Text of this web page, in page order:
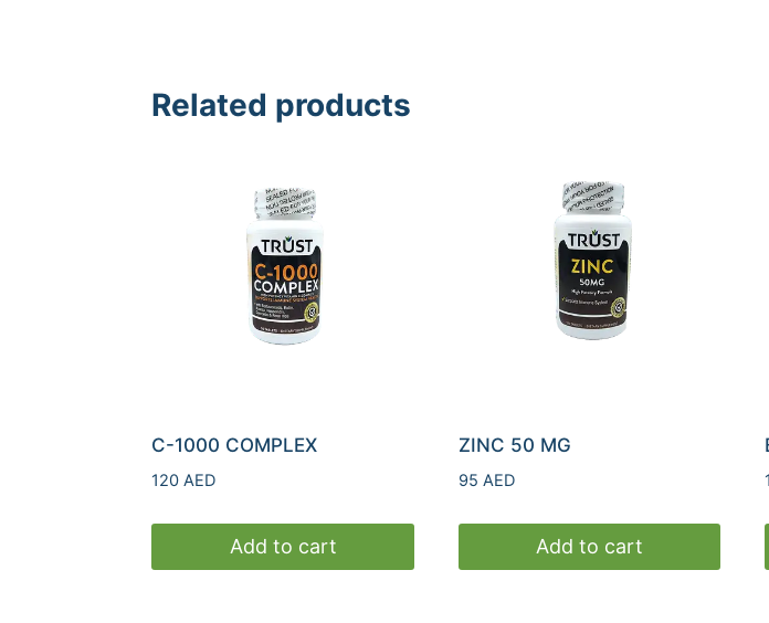
Related products
C-1000 COMPLEX
120AED
Add to cart
ZINC 50 MG
95 AED
Add to cart